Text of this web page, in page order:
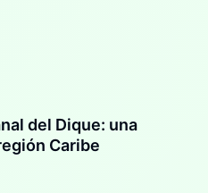
del Dique: una
Caribe